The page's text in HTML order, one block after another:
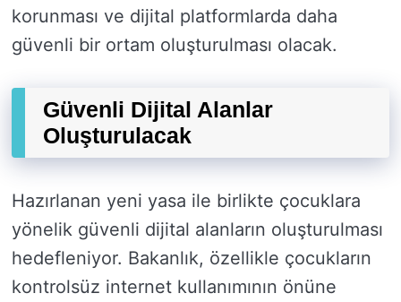
korunması ve dijital platformlarda daha
güvenli bir ortam oluşturulması olacak.
Güvenli Dijital Alanlar
Oluşturulacak
Hazırlanan yeni yasa ile birlikte çocuklara
yönelik güvenli dijital alanların oluşturulması
hedefleniyor. Bakanlık, özellikle çocukların
kontrolsüz internet kullanımının önüne